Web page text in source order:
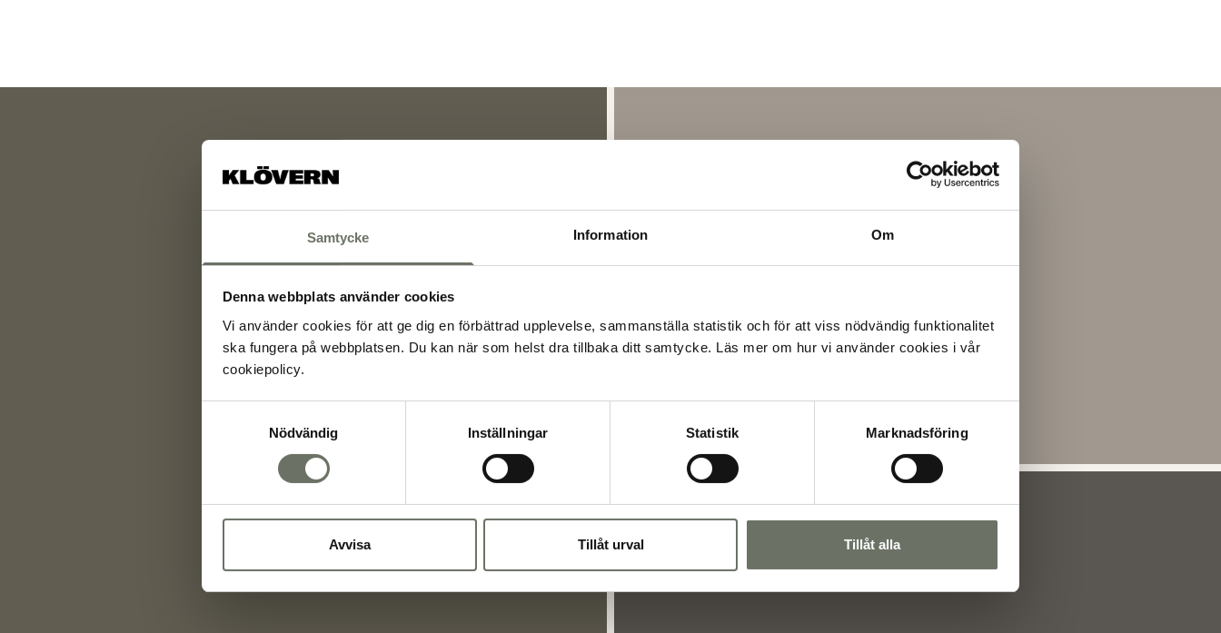
Samtycke Information Om
Denna webbplats använder cookies
Vi använder cookies för att ge dig en förbättrad upplevelse, sammanställa statistik och för att viss nödvändig funktionalitet
ska fungera på webbplatsen. Du kan när som helst dra tillbaka ditt samtycke. Läs mer om hur vi använder cookies i vår
cookiepolicy.
Nödvändig
Inställningar Statistik Marknadsföring
Avvisa Tillåt urval Tillåt alla